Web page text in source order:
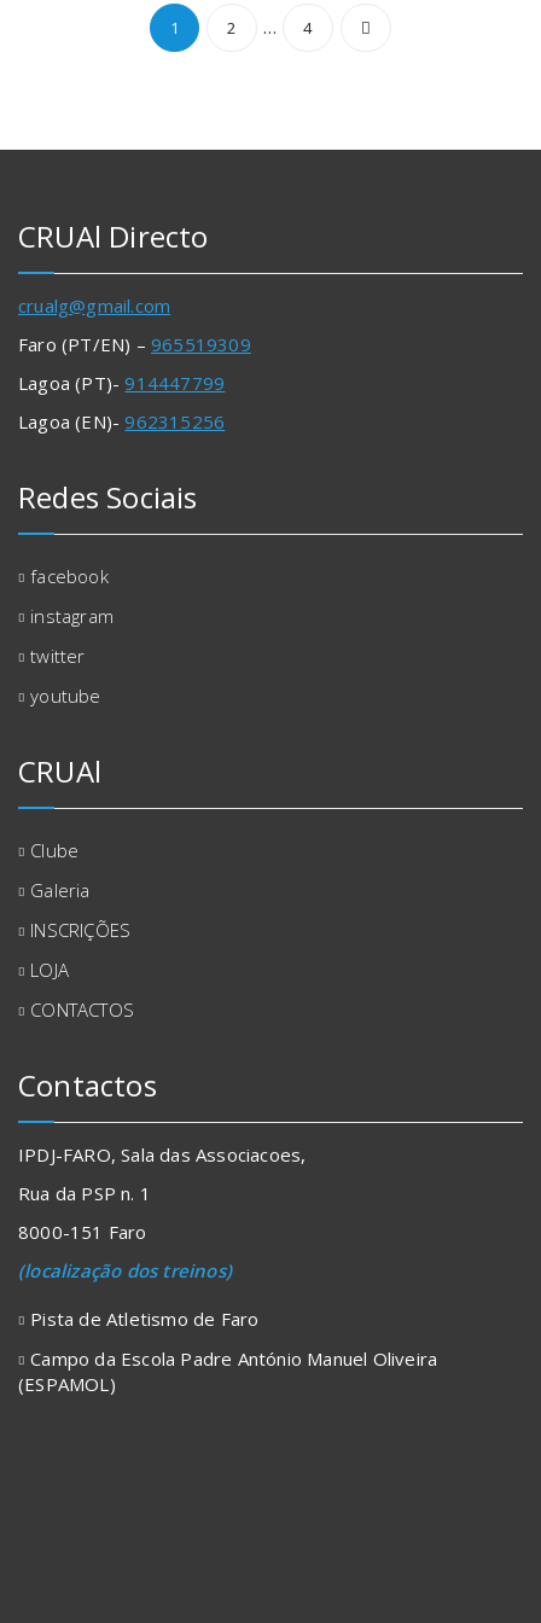
Navegação
1 2 … 4
CRUAl Directo
crualg@gmail.com
Faro (PT/EN) – 965519309
Lagoa (PT)-914447799
Lagoa (EN)-962315256
Redes Sociais
facebook
instagram
twitter
youtube
CRUAl
Clube
Galeria
INSCRIÇÕES
LOJA
CONTACTOS
Contactos
IPDJ-FARO, Sala das Associacoes,
Rua da PSP n. 1
8000-151 Faro
(localização dos treinos)
Pista de Atletismo de Faro
Campo da Escola Padre António Manuel Oliveira
(ESPAMOL)